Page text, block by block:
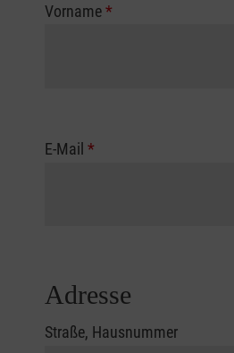
Vorname*
E-Mail *
Adresse
Straße, Hausnummer